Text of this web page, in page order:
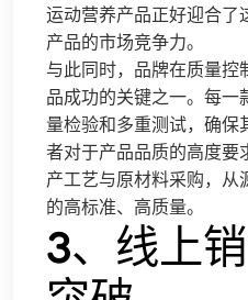
运动营养产品正好迎合了
产品的市场竞争力。
与此同时，品牌在质量控
品成功的关键之一。每
量检验和多重测试，确保
者对于产品品质的高度要
产工艺与原材料采购，从
的高标准、高质量。
3、线上